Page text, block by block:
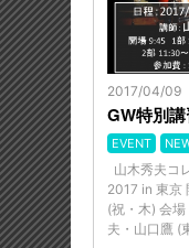
2017/04/09
GW特別
EVENT
山木秀夫コ
2017 in 東京
(祝・木) 会
夫・山口鷹 (